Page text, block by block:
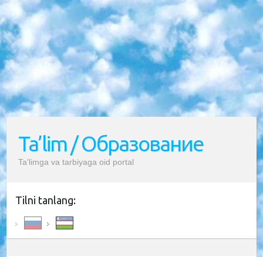
Ta’lim / Образование
Ta’limga va tarbiyaga oid portal
Tilni tanlang: